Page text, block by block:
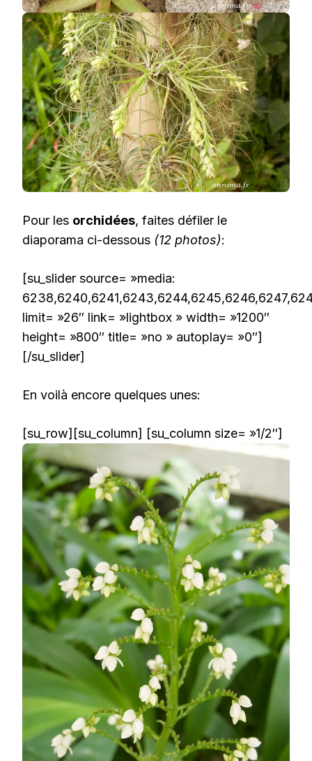
Pour les orchidées, faites défiler le
diaporama ci-dessous (12 photos):
[su_slider source= »media:
limit= »26″ link= »lightbox » width= »1200″
height= »800″ title= »no » autoplay= »0″]
[/su_slider]
En voilà encore quelques unes:
[su_row][su_column] [su_column size= »1/2″]